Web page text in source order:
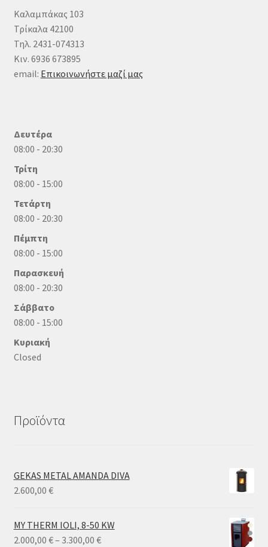
Καλαμπάκας 103
Τρίκαλα 42100
Τηλ. 2431-074313
Κιν. 6936 673895
email: Επικοινωνήστε μαζί μας
Δευτέρα
08:00 - 20:30
Τρίτη
08:00 - 15:00
Τετάρτη
08:00 - 20:30
Πέμπτη
08:00 - 15:00
Παρασκευή
08:00 - 20:30
Σάββατο
08:00 - 15:00
Κυριακή
Closed
Προϊόντα
GEKAS METAL AMANDA DIVA
2.600,00 €
MY THERM IOLI, 8-50 KW
2.000,00 €– 3.300,00 €Price